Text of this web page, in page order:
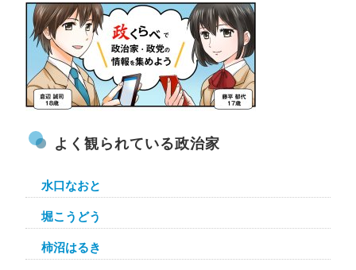
よく観られている政治家
水口なおと
堀こうどう
柿沼はるき